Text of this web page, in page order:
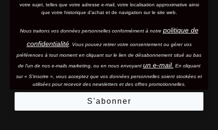
votre sujet, telles que votre adresse e-mail, votre localisation approximative ainsi
que votre historique d'achat et de navigation sur le site web.
Nous traitons vos données personnelles conformément à notre politique de
confidentialité. Vous pouvez retirer votre consentement ou gérer vos
préférences à tout moment en cliquant sur le lien de désabonnement situé au bas
de l'un de nos e-mails marketing, ou en nous envoyant un e-mail. En cliquant
sur « S'inscrire », vous acceptez que vos données personnelles soient stockées et
utilisées pour recevoir des newsletters et des offres promotionnelles.
S'abonner